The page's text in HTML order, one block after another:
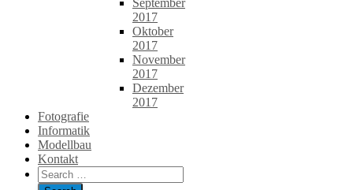
September
2017
Oktober
2017
November
2017
Dezember
2017
Fotografie
Informatik
Modellbau
Kontakt
Search
for: